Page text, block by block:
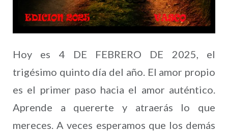
Hoy es 4 DE FEBRERO DE 2025, el
trigésimo quinto día del año. El amor propio
es el primer paso hacia el amor auténtico.
Aprende a quererte y atraerás lo que
mereces. A veces esperamos que los demás